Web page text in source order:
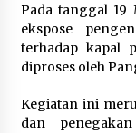
Pada tanggal 19
ekspose
terhadap kapal
diproses oleh
Kegiatan ini
dan